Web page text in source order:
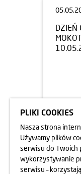
DZIEŃ
PLIKI COOKIES
Nasza strona
Używamy plików
serwisu do Twoich
wykorzystywanie
serwisu –